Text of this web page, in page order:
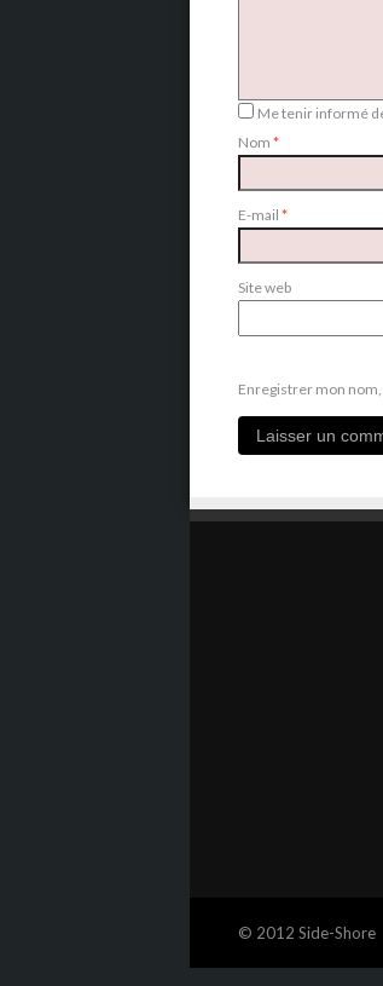
Me tenir informé
Nom *
E-mail *
Site web
Enregistrer mon
© 2012 Side-Shore